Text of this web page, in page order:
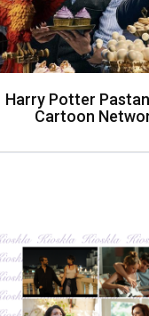
Harry Potter
Cartoon